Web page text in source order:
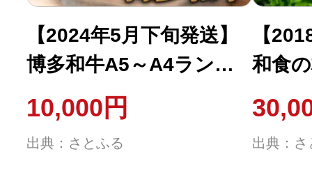
【2024年5月下旬発送】
博多和牛A5～A4ラン
ク 牛すじ1kg(川崎町)
10,000円
出典：さとふる
【
和食
だま
け砂
出典：さ